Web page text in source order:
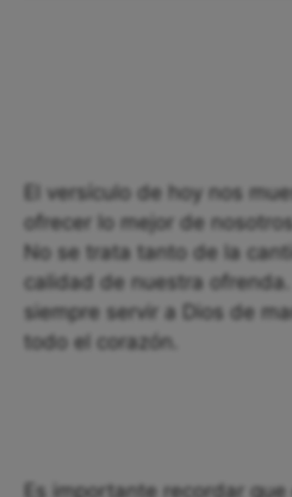
El versículo de hoy nos
ofrecer lo mejor de
No se trata tanto de la
calidad de nuestra
siempre servir a Dios de
todo el corazón.
Es importante recordar